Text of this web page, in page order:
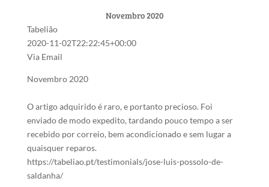
Novembro 2020
Tabelião
2020-11-02T22:22:45+00:00
Via Email
Novembro 2020
O artigo adquirido é raro, e portanto precioso. Foi
enviado de modo expedito, tardando pouco tempo a ser
recebido por correio, bem acondicionado e sem lugar a
quaisquer reparos.
https://tabeliao.pt/testimonials/jose-luis-possolo-de-
saldanha/